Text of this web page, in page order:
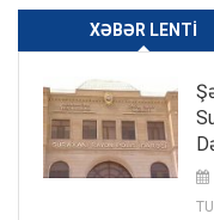
XƏBƏR LENTI